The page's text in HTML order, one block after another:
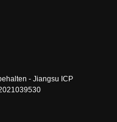
- Jiangsu ICP